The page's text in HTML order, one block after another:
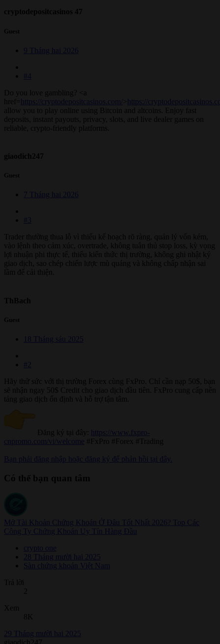
cryptodepositcasinos 47
Guest
9 Tháng hai 2026
#4
Do you love gambling? <a
href=
https://cryptodepositcasinos.com/
https://
allow you to play online using Bitcoin and altcoins. Enjoy fast
deposits, instant payouts, privacy, slots, and live dealer games on
reliable, crypto-friendly platforms.
giaodich247
Guest
7 Tháng hai 2026
#3
Trader thường thua lỗ vì thiếu kế hoạch rõ ràng, quản lý vốn kém,
vào lệnh theo cảm xúc, overtrade, không tuân thủ stop loss, kỳ vọng
lợi nhuận phi thực tế, thiếu kiến thức thị trường, không ghi nhật ký
giao dịch, sao chép chiến lược mù quáng và không chấp nhận sai
lầm để cải thiện.
ThBach
Guest
18 Tháng sáu 2025
#2
Hãy thử sức với thị trường Forex cùng FxPro. Chỉ cần nạp 50$, bạn
sẽ nhận ngay 50$ Credit cho giao dịch đầu tiên. FxPro cung cấp nền
tảng giao dịch ổn định và hỗ trợ tận tâm.
Đăng ký tại đây:
https://www.fxpro-
cnpromo.com/vi/welcome #FxPro #Forex #Trading
Bạn phải đăng nhập hoặc đăng ký để phản hồi tại đây.
Có thể bạn quan tâm
Mở Tài Khoản Chứng Khoán Ở Đâu Tốt Nhất 2026? Top Các
Công Ty Chứng Khoán Uy Tín Hàng Đầu
crypto one
28 Tháng mười hai 2025
Sàn chứng khoán Việt Nam
Trả lời
2
Xem
8K
29 Tháng mười hai 2025